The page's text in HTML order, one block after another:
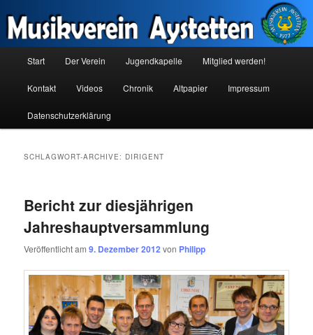
Inhalt
wechseln
sekundären
Inhalt
wechselnMusikverein Aystetten
Start Der Verein Jugendkapelle Mitglied werden!
Kontakt Videos Chronik Altpapier Impressum
Datenschutzerklärung
SCHLAGWORT-ARCHIVE: DIRIGENT
Bericht zur diesjährigen
Jahreshauptversammlung
Veröffentlicht am9. Dezember 2012 von Philipp